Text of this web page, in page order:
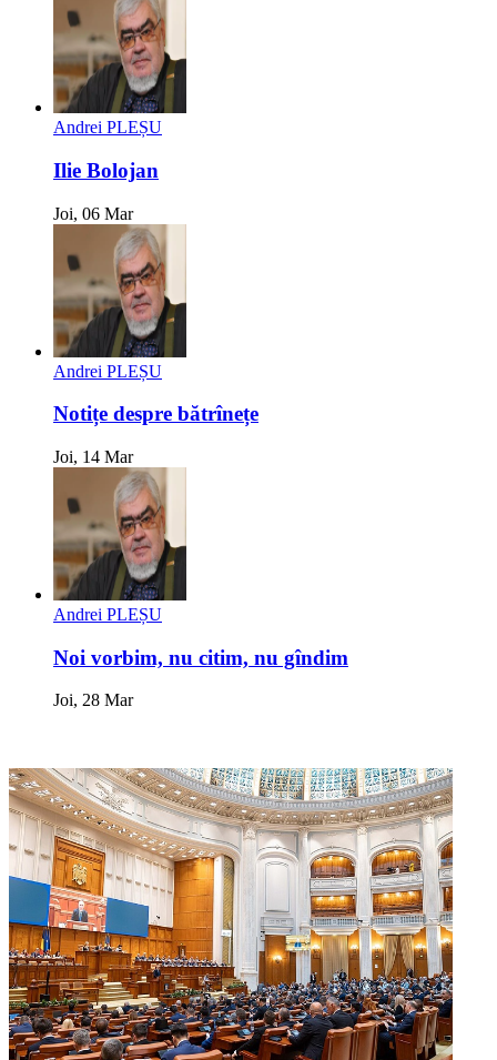
Andrei PLEȘU
Ilie Bolojan
Joi, 06 Mar
Andrei PLEȘU
Notițe despre bătrînețe
Joi, 14 Mar
Andrei PLEȘU
Noi vorbim, nu citim, nu gîndim
Joi, 28 Mar